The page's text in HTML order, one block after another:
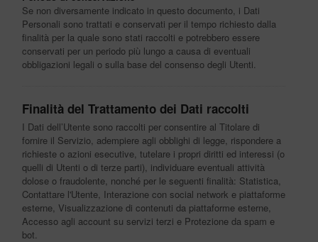
Se non diversamente indicato in questo documento, i Dati
Personali sono trattati e conservati per il tempo richiesto dalla
finalità per la quale sono stati raccolti e potrebbero essere
conservati per un periodo più lungo a causa di eventuali
obbligazioni legali o sulla base del consenso degli Utenti.
Finalità del Trattamento dei Dati raccolti
I Dati dell’Utente sono raccolti per consentire al Titolare di
fornire il Servizio, adempiere agli obblighi di legge, rispondere a
richieste o azioni esecutive, tutelare i propri diritti ed interessi (o
quelli di Utenti o di terze parti), individuare eventuali attività
dolose o fraudolente, nonché per le seguenti finalità: Statistica,
Contattare l'Utente, Interazione con social network e piattaforme
esterne, Visualizzazione di contenuti da piattaforme esterne,
Accesso agli account su servizi terzi e Protezione da spam e
bot.